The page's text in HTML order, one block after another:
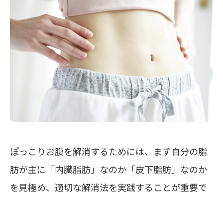
ぽっこりお腹を解消するためには、まず自分の脂
肪が主に「内臓脂肪」なのか「皮下脂肪」なのか
を見極め、適切な解消法を実践することが重要で